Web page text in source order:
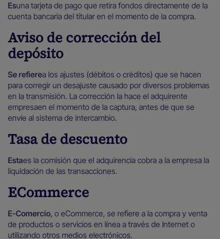
Esuna tarjeta de pago que retira fondos directamente de la
cuenta bancaria del titular en el momento de la compra.
Aviso de corrección del
depósito
‍Se refierea los ajustes (débitos o créditos) que se hacen
para corregir un desajuste causado por diversos problemas
en la transmisión. La corrección la hace el adquirente
empresaen el momento de la captura, antes de que se
envíe al sistema de intercambio.
Tasa de descuento
‍Estaes la comisión que el adquirencia cobra a la empresa la
liquidación de las transacciones.
ECommerce
‍E-Comercio, o eCommerce, se refiere a la compra y venta
de productos o servicios en línea a través de Internet o
utilizando otros medios electrónicos.